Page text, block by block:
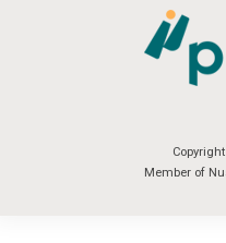
Member of